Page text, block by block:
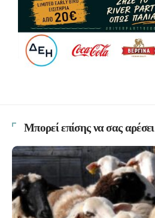
Μπορεί επίσης να σας αρέσει